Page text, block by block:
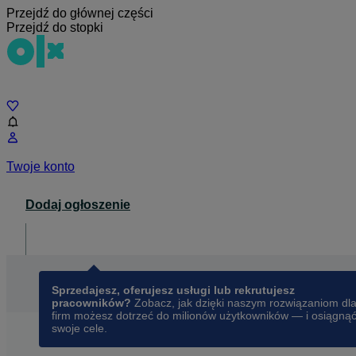
Przejdź do głównej części
Przejdź do stopki
Twoje konto
Dodaj ogłoszenie
Sprzedajesz, oferujesz usługi lub rekrutujesz
pracowników? Zobacz, jak dzięki naszym rozwiązaniom dla
firm możesz dotrzeć do milionów użytkowników — i osiągnąć
swoje cele.